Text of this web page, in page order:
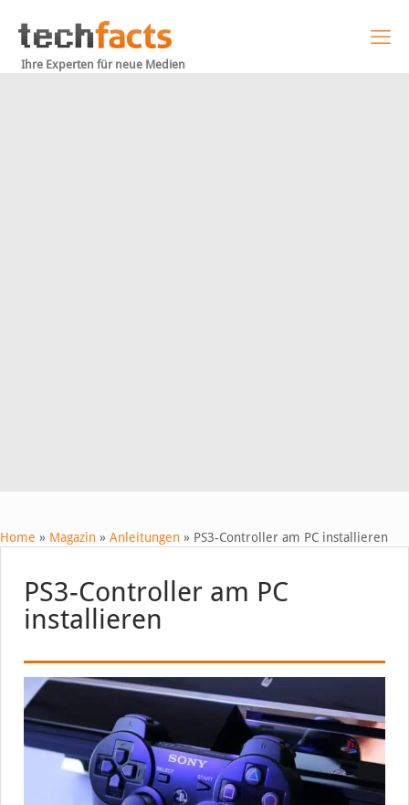
Ihre Experten für neue Medien
Home » Magazin » Anleitungen » PS3-Controller am PC installieren
PS3-Controller am PC
installieren